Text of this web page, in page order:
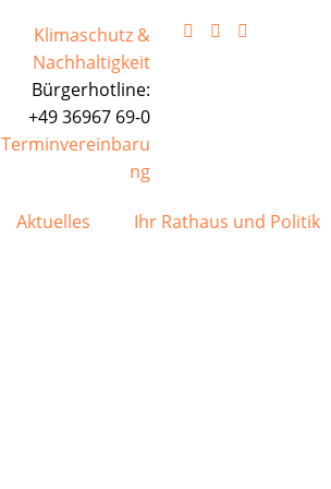
Klimaschutz &
Nachhaltigkeit
Bürgerhotline:
+49 36967 69-0
Terminvereinbaru
ng
Aktuelles Ihr Rathaus und Politik